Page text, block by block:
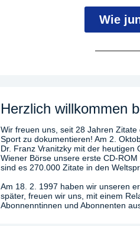
Wie
Herzlich willkommen
Wir freuen uns, seit 28 Jahren
Sport zu dokumentieren! Am 2.
Dr. Franz Vranitzky mit der
Wiener Börse unsere erste CD-
sind es 270.000 Zitate in den
Am 18. 2. 1997 haben wir unseren
später, freuen wir uns, mit einem
Abonnenntinnen und Abonnenten